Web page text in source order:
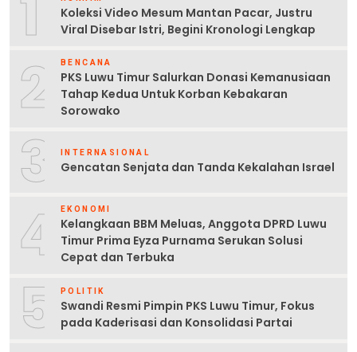
Koleksi Video Mesum Mantan Pacar, Justru
Viral Disebar Istri, Begini Kronologi Lengkap
2 BENCANA
PKS Luwu Timur Salurkan Donasi Kemanusiaan
Tahap Kedua Untuk Korban Kebakaran
Sorowako
3 INTERNASIONAL
Gencatan Senjata dan Tanda Kekalahan Israel
4 EKONOMI
Kelangkaan BBM Meluas, Anggota DPRD Luwu
Timur Prima Eyza Purnama Serukan Solusi
Cepat dan Terbuka
5 POLITIK
Swandi Resmi Pimpin PKS Luwu Timur, Fokus
pada Kaderisasi dan Konsolidasi Partai